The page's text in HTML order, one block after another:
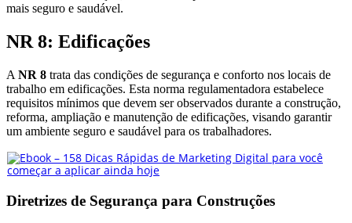
mais seguro e saudável.
NR 8: Edificações
A NR 8 trata das condições de segurança e conforto nos locais de
trabalho em edificações. Esta norma regulamentadora estabelece
requisitos mínimos que devem ser observados durante a construção,
reforma, ampliação e manutenção de edificações, visando garantir
um ambiente seguro e saudável para os trabalhadores.
Diretrizes de Segurança para Construções